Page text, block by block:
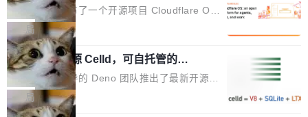
型系统的学术体操，是日常编码的思维方式。 文
章从一个简单的例子切入。一个网站的深色主题
设置，如果用布尔值 + 可空字段来表示——bool
ean 表示是否可切换，nullable 的默认模式、浅
色方案、深色方案——会产生大量无意义的组
合。方案缺了、配置冲突了、全 null 了。要知道
哪些组合有效，作者说，你得靠"文档、校验、或
dflare OS
Cloudflare 发布了一个开源项目 Cloudflare O
S。如果你只看官方博客，你会觉得这是又一
个"AI 知识库 + 聊天机器人"——每个大厂都在
做，没什么新鲜的。 但 Kenton Varda 在 Twitte
r 上把事情说清楚了： 今天我们发布了 Cloudfla
re OS，一个带连接器的聊天机器人，跟其他所
有科技公司做的一样。只不过，实际上它不一
局
Deno 团队开源 Celld，可自托管的分
布式 Durable Objects
Ryan Dahl 领导的 Deno 团队推出了最新开源项
目 Celld，一个能在自己机器上运行 Cloudflare
Workers 和 Durable Objects 的守护进程。 设
局